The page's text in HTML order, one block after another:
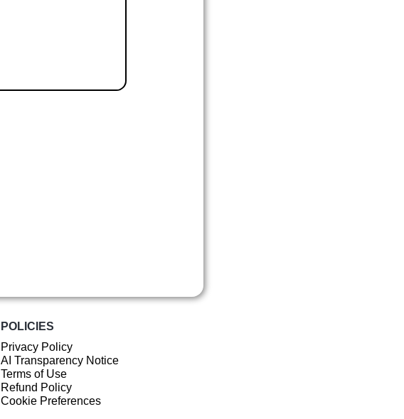
POLICIES
Privacy Policy
AI Transparency Notice
Terms of Use
Refund Policy
Cookie Preferences